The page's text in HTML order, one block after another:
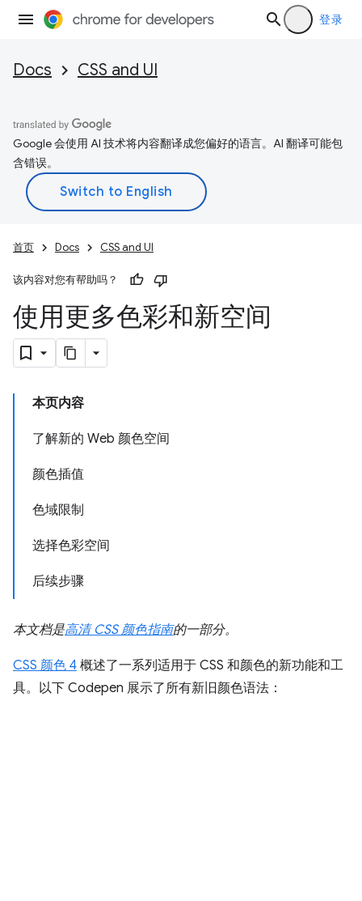
登录
Docs CSS and UI
Google 会使用 AI 技术将内容翻译成您偏好的语言。AI 翻译可能包
含错误。
首页 Docs CSS and UI
该内容对您有帮助吗？
使用更多色彩和新空间
本页内容
了解新的 Web 颜色空间
颜色插值
色域限制
选择色彩空间
后续步骤
本文档是高清 CSS 颜色指南的一部分。
CSS 颜色 4 概述了一系列适用于 CSS 和颜色的新功能和工
具。以下 Codepen 展示了所有新旧颜色语法：